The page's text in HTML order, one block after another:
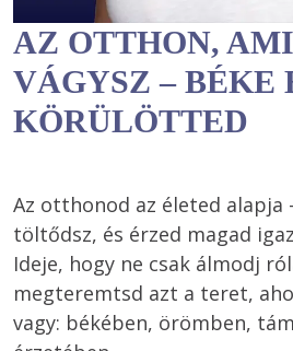
AZ OTTHON,
VÁGYSZ – BÉKE
KÖRÜLÖTTED
Az otthonod az életed alapja
töltődsz, és érzed magad
Ideje, hogy ne csak álmodj
megteremtsd azt a teret,
vagy: békében, örömben,